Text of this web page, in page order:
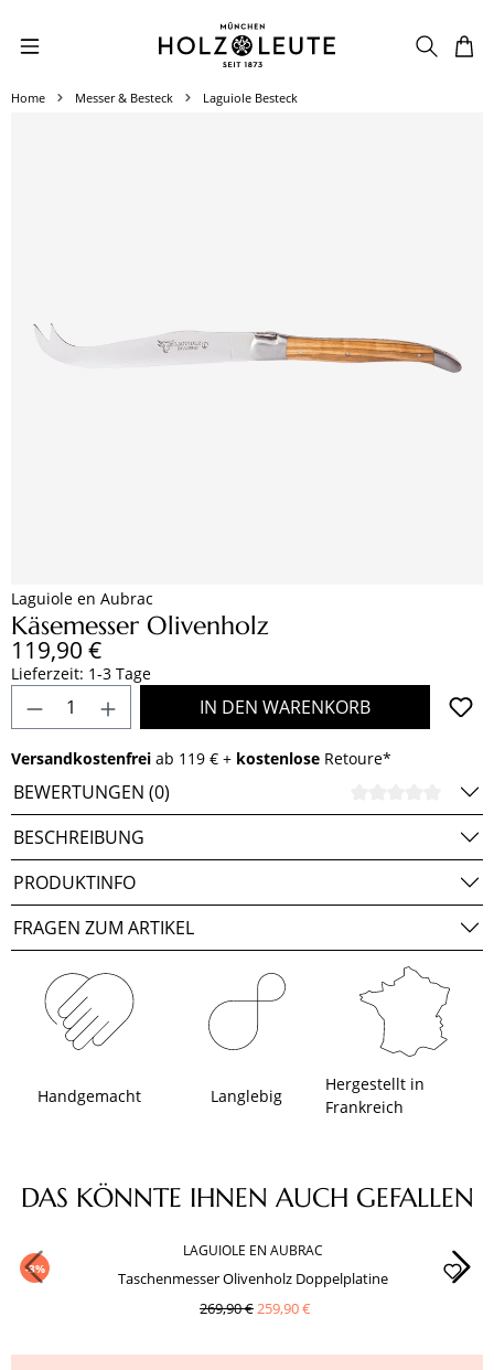
Zum Hauptinhalt springen
Home Messer & Besteck Laguiole Besteck
Laguiole en Aubrac
Käsemesser Olivenholz
Regulärer Preis:
119,90 €
Lieferzeit: 1-3 Tage
Produkt Anzahl: Gib den gewünschten
IN DEN WARENKORB
Versandkostenfrei ab 119 € + kostenlose Retoure*
BEWERTUNGEN (0)
BESCHREIBUNG
PRODUKTINFO
FRAGEN ZUM ARTIKEL
Handgemacht Langlebig
Hergestellt in
Frankreich
Produktgalerie überspringen
DAS KÖNNTE IHNEN AUCH GEFALLEN
-3%
LAGUIOLE EN AUBRAC
Taschenmesser Olivenholz Doppelplatine
269,90 €259,90 €